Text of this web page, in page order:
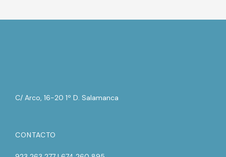
C/ Arco, 16-20 1º D. Salamanca
CONTACTO